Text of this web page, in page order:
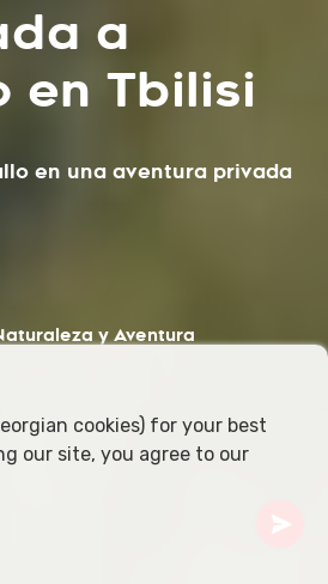
a
en Tbilisi
en una aventura privada
y Aventura
cookies) for your best
our site, you agree to our